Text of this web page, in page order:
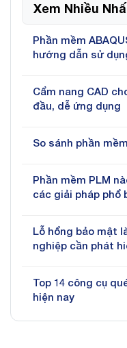
Xem Nhiều
Phần mềm
hướng dẫn sử
Cẩm nang CAD
đầu, dễ ứng dụng
So sánh phần
Phần mềm PLM
các giải pháp phổ
Lỗ hổng bảo mật
nghiệp cần phát
Top 14 công cụ
hiện nay